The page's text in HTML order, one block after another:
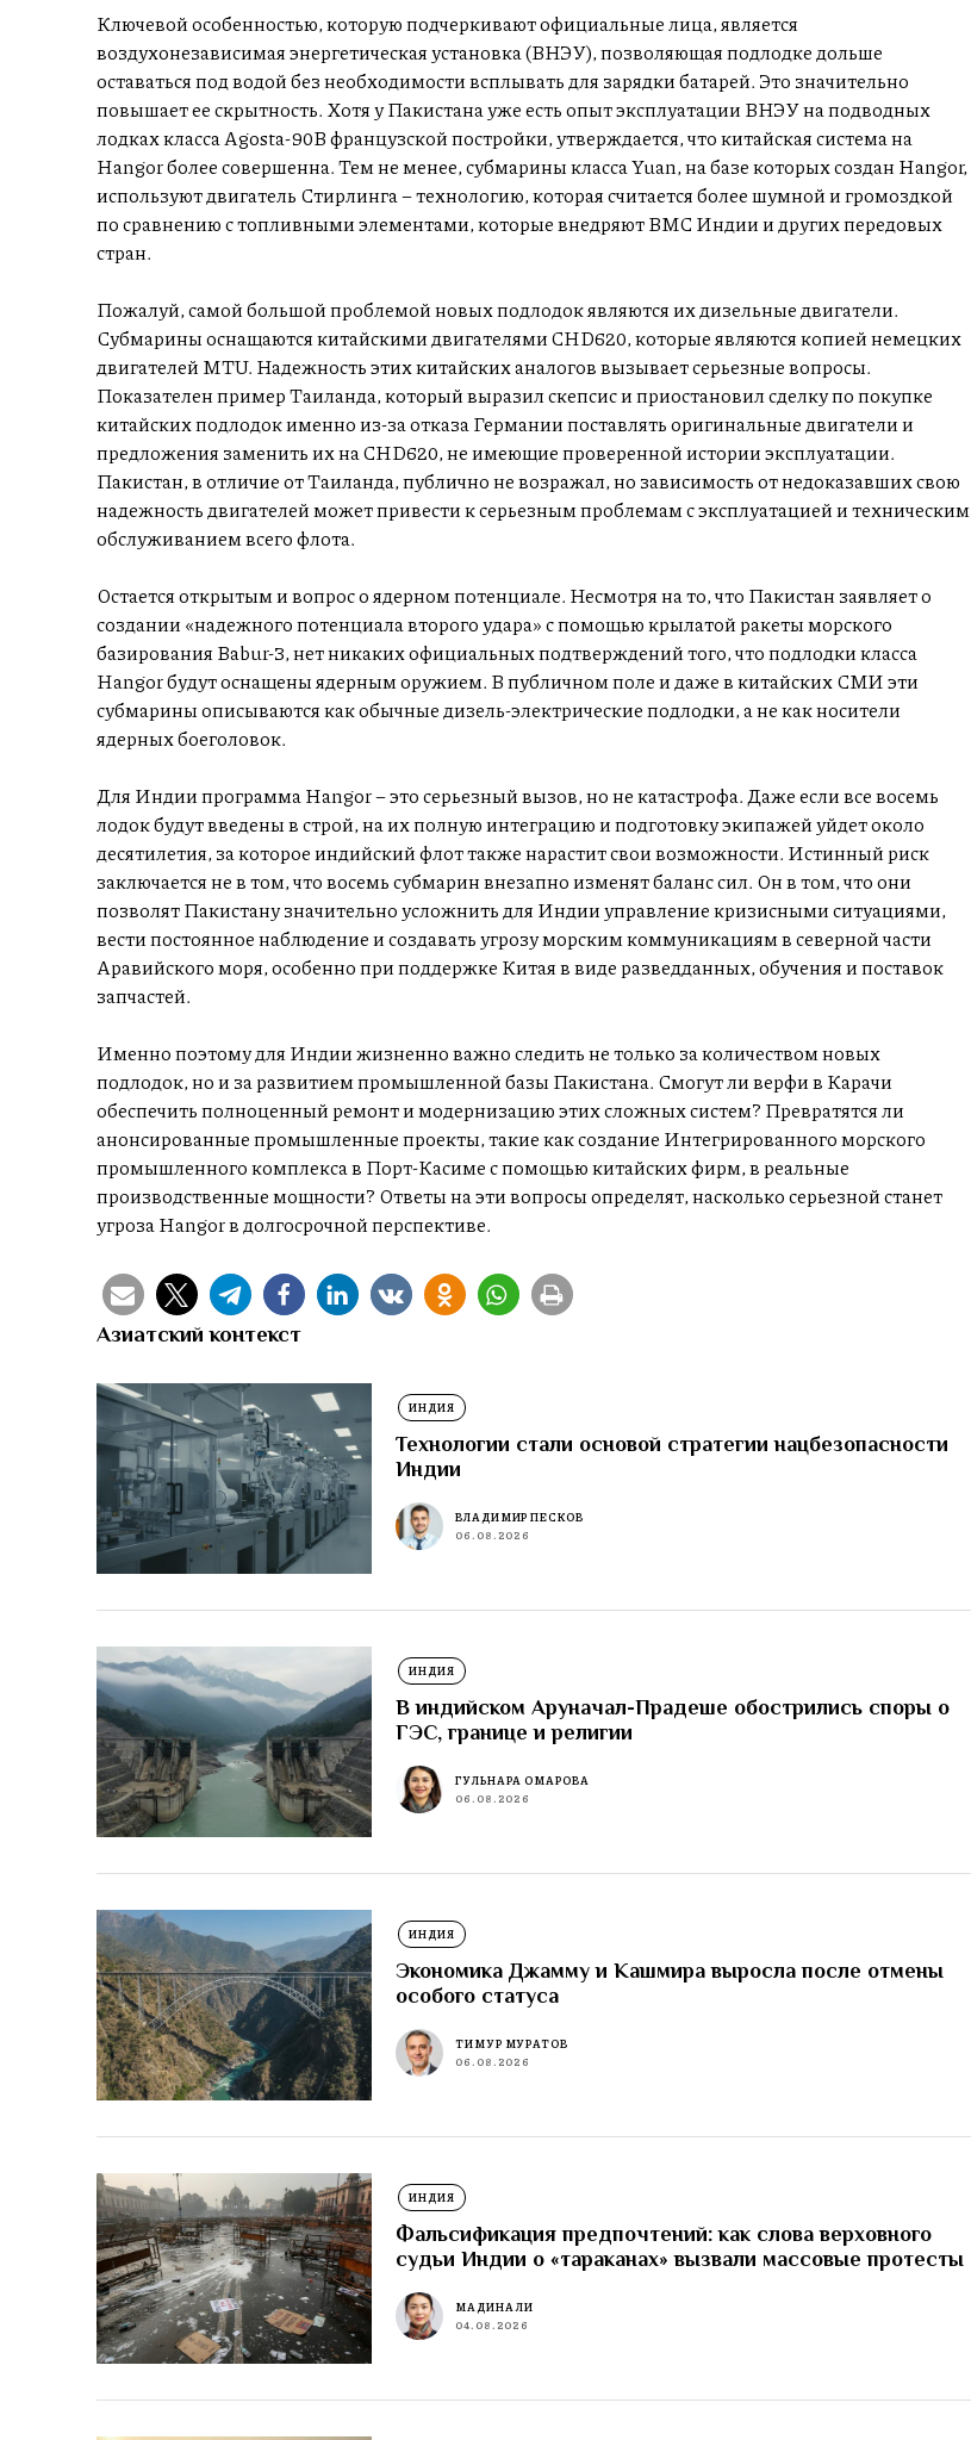
Ключевой особенностью, которую подчеркивают официальные лица, является
воздухонезависимая энергетическая установка (ВНЭУ), позволяющая подлодке дольше
оставаться под водой без необходимости всплывать для зарядки батарей. Это значительно
повышает ее скрытность. Хотя у Пакистана уже есть опыт эксплуатации ВНЭУ на подводных
лодках класса Agosta-90B французской постройки, утверждается, что китайская система на
Hangor более совершенна. Тем не менее, субмарины класса Yuan, на базе которых создан Hangor,
используют двигатель Стирлинга – технологию, которая считается более шумной и громоздкой
по сравнению с топливными элементами, которые внедряют ВМС Индии и других передовых
стран.
Пожалуй, самой большой проблемой новых подлодок являются их дизельные двигатели.
Субмарины оснащаются китайскими двигателями CHD620, которые являются копией немецких
двигателей MTU. Надежность этих китайских аналогов вызывает серьезные вопросы.
Показателен пример Таиланда, который выразил скепсис и приостановил сделку по покупке
китайских подлодок именно из-за отказа Германии поставлять оригинальные двигатели и
предложения заменить их на CHD620, не имеющие проверенной истории эксплуатации.
Пакистан, в отличие от Таиланда, публично не возражал, но зависимость от недоказавших свою
надежность двигателей может привести к серьезным проблемам с эксплуатацией и техническим
обслуживанием всего флота.
Остается открытым и вопрос о ядерном потенциале. Несмотря на то, что Пакистан заявляет о
создании «надежного потенциала второго удара» с помощью крылатой ракеты морского
базирования Babur-3, нет никаких официальных подтверждений того, что подлодки класса
Hangor будут оснащены ядерным оружием. В публичном поле и даже в китайских СМИ эти
субмарины описываются как обычные дизель-электрические подлодки, а не как носители
ядерных боеголовок.
Для Индии программа Hangor – это серьезный вызов, но не катастрофа. Даже если все восемь
лодок будут введены в строй, на их полную интеграцию и подготовку экипажей уйдет около
десятилетия, за которое индийский флот также нарастит свои возможности. Истинный риск
заключается не в том, что восемь субмарин внезапно изменят баланс сил. Он в том, что они
позволят Пакистану значительно усложнить для Индии управление кризисными ситуациями,
вести постоянное наблюдение и создавать угрозу морским коммуникациям в северной части
Аравийского моря, особенно при поддержке Китая в виде разведданных, обучения и поставок
запчастей.
Именно поэтому для Индии жизненно важно следить не только за количеством новых
подлодок, но и за развитием промышленной базы Пакистана. Смогут ли верфи в Карачи
обеспечить полноценный ремонт и модернизацию этих сложных систем? Превратятся ли
анонсированные промышленные проекты, такие как создание Интегрированного морского
промышленного комплекса в Порт-Касиме с помощью китайских фирм, в реальные
производственные мощности? Ответы на эти вопросы определят, насколько серьезной станет
угроза Hangor в долгосрочной перспективе.
Азиатский контекст
ИНДИЯ
Технологии стали основой стратегии нацбезопасности
Индии
ВЛАДИМИР ПЕСКОВ
06.08.2026
ИНДИЯ
В индийском Аруначал-Прадеше обострились споры о
ГЭС, границе и религии
ГУЛЬНАРА ОМАРОВА
06.08.2026
ИНДИЯ
Экономика Джамму и Кашмира выросла после отмены
особого статуса
ТИМУР МУРАТОВ
06.08.2026
ИНДИЯ
Фальсификация предпочтений: как слова верховного
судьи Индии о «тараканах» вызвали массовые протесты
МАДИНА ЛИ
04.08.2026